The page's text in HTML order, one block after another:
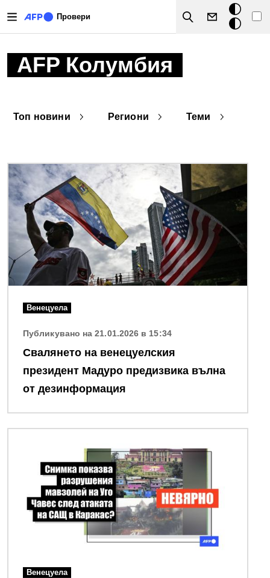
Провери
Search
Тъмен
режим
AFP Колумбия
Топ новини Региони Теми
Снимка
Венецуела
Публикувано на 21.01.2026 в 15:34
Свалянето на венецуелския
президент Мадуро предизвика вълна
от дезинформация
Венецуела